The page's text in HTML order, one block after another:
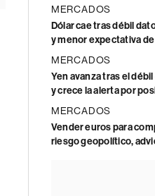
MERCADOS
Dólar cae tras débil
y menor expectativa de
MERCADOS
Yen avanza tras el
y crece la alerta por
MERCADOS
Vender euros para
riesgo geopolítico,